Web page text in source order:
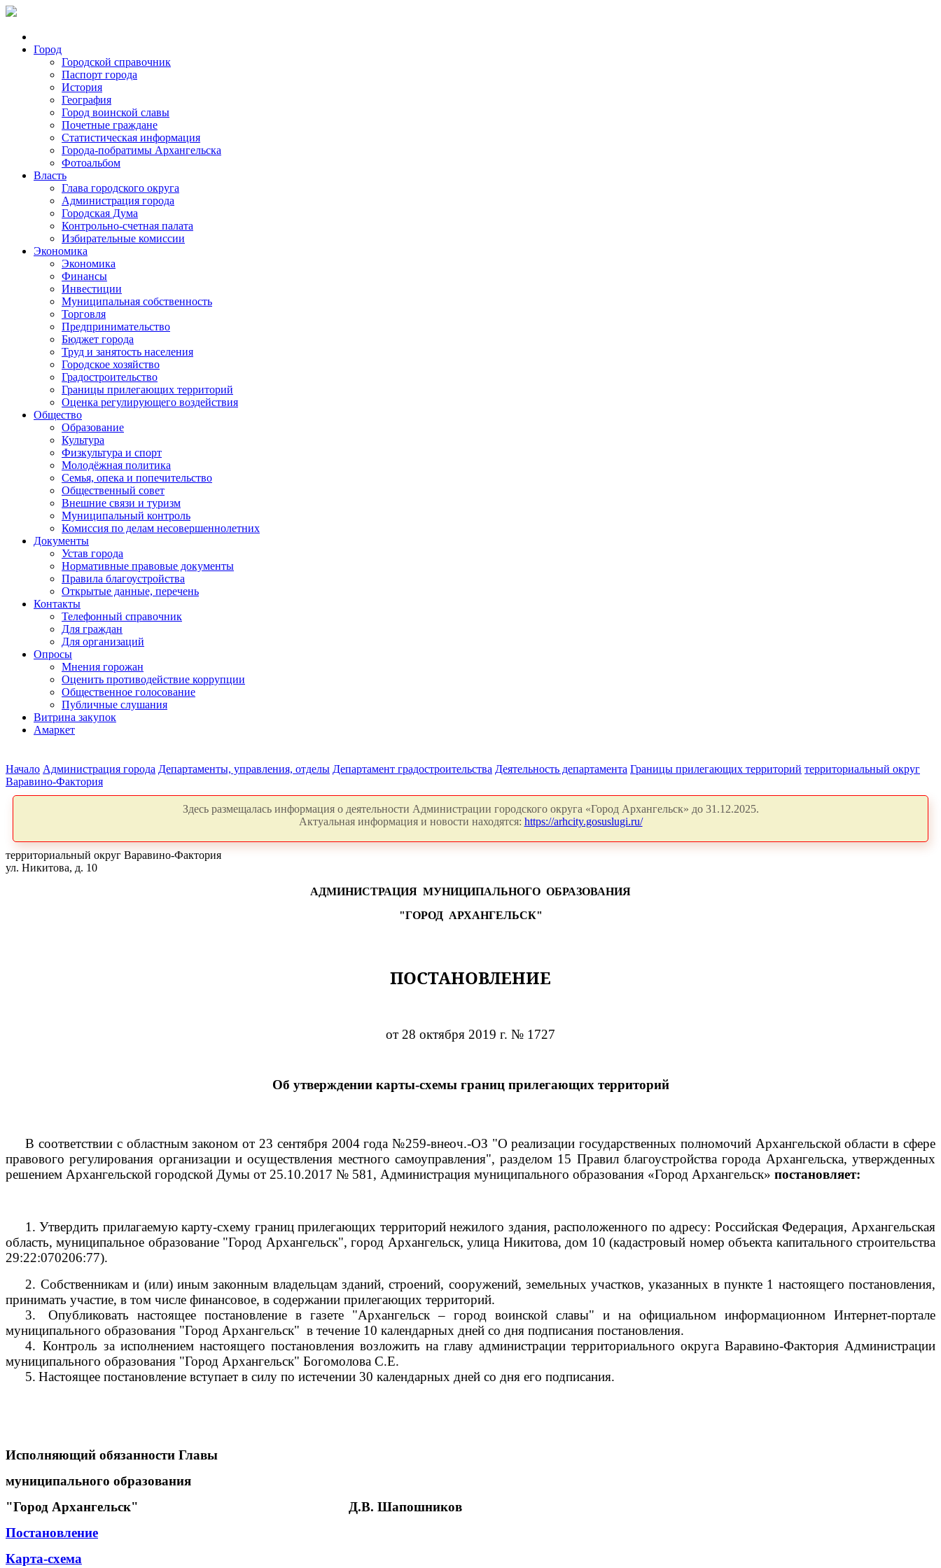
Город
Городской справочник
Паспорт города
История
География
Город воинской славы
Почетные граждане
Статистическая информация
Города-побратимы Архангельска
Фотоальбом
Власть
Глава городского округа
Администрация города
Городская Дума
Контрольно-счетная палата
Избирательные комиссии
Экономика
Экономика
Финансы
Инвестиции
Муниципальная собственность
Торговля
Предпринимательство
Бюджет города
Труд и занятость населения
Городское хозяйство
Градостроительство
Границы прилегающих территорий
Оценка регулирующего воздействия
Общество
Образование
Культура
Физкультура и спорт
Молодёжная политика
Семья, опека и попечительство
Общественный совет
Внешние связи и туризм
Муниципальный контроль
Комиссия по делам несовершеннолетних
Документы
Устав города
Нормативные правовые документы
Правила благоустройства
Открытые данные, перечень
Контакты
Телефонный справочник
Для граждан
Для организаций
Опросы
Мнения горожан
Оценить противодействие коррупции
Общественное голосование
Публичные слушания
Витрина закупок
Амаркет
Начало Администрация города Департаменты, управления, отделы Департамент градостроительства Деятельность департамента Границы прилегающих территорий территориальный округ
Варавино-Фактория
Здесь размещалась информация о деятельности Администрации городского округа «Город Архангельск» до 31.12.2025.
Актуальная информация и новости находятся: https://arhcity.gosuslugi.ru/
территориальный округ Варавино-Фактория
ул. Никитова, д. 10
АДМИНИСТРАЦИЯ МУНИЦИПАЛЬНОГО ОБРАЗОВАНИЯ
"ГОРОД АРХАНГЕЛЬСК"
ПОСТАНОВЛЕНИЕ
от 28 октября 2019 г. № 1727
Об утверждении карты-схемы границ прилегающих территорий
В соответствии с областным законом от 23 сентября 2004 года №259-внеоч.-ОЗ "О реализации государственных полномочий Архангельской области в сфере
правового регулирования организации и осуществления местного самоуправления", разделом 15 Правил благоустройства города Архангельска, утвержденных
решением Архангельской городской Думы от 25.10.2017 № 581, Администрация муниципального образования «Город Архангельск» постановляет:
1. Утвердить прилагаемую карту-схему границ прилегающих территорий нежилого здания, расположенного по адресу: Российская Федерация, Архангельская
область, муниципальное образование "Город Архангельск", город Архангельск, улица Никитова, дом 10 (кадастровый номер объекта капитального строительства
29:22:070206:77).
2. Собственникам и (или) иным законным владельцам зданий, строений, сооружений, земельных участков, указанных в пункте 1 настоящего постановления,
принимать участие, в том числе финансовое, в содержании прилегающих территорий.
3.
Опубликовать настоящее постановление в газете "Архангельск – город воинской славы" и на официальном информационном Интернет-портале
муниципального образования "Город Архангельск" в течение 10 календарных дней со дня подписания постановления.
4. Контроль за исполнением настоящего постановления возложить на главу администрации территориального округа Варавино-Фактория Администрации
муниципального образования "Город Архангельск" Богомолова С.Е.
5. Настоящее постановление вступает в силу по истечении 30 календарных дней со дня его подписания.
Исполняющий обязанности Главы
муниципального образования
"Город Архангельск"
Д.В. Шапошников
Постановление
Карта-схема